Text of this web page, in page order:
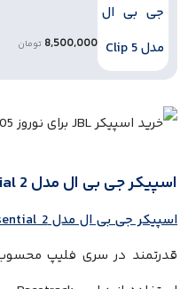
8,500,000 تومان
اسپیکر جی بی ال مدل Flip Essential 2
اسپیکر جی بی ال مدل Flip Essential 2